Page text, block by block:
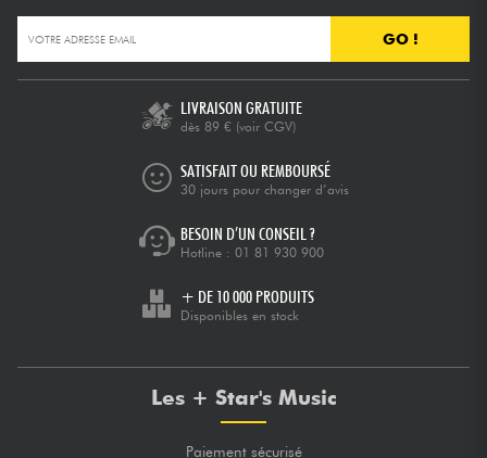
GO !
LIVRAISON GRATUITE
dès 89 € (voir CGV)
SATISFAIT OU REMBOURSÉ
30 jours pour changer d’avis
BESOIN D’UN CONSEIL ?
Hotline : 01 81 930 900
+ DE 10 000 PRODUITS
Disponibles en stock
Les + Star's Music
Paiement sécurisé